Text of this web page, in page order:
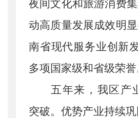
夜间文化和旅游消费
动高质量发展成效明
南省现代服务业创新
多项国家级和省级荣誉
五年来，我区产
突破。 优势产业持续